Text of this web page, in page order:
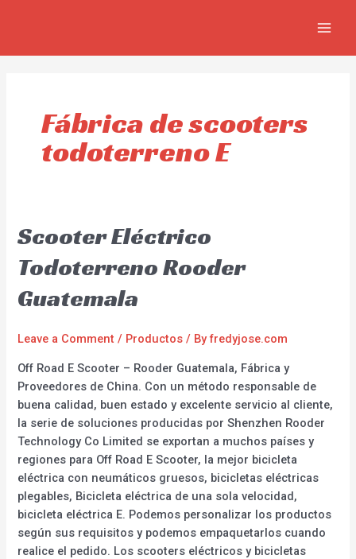
Fábrica de scooters
todoterreno E
Scooter Eléctrico
Todoterreno Rooder
Guatemala
Leave a Comment / Productos / Byfredyjose.com
Off Road E Scooter – Rooder Guatemala, Fábrica y
Proveedores de China. Con un método responsable de
buena calidad, buen estado y excelente servicio al cliente,
la serie de soluciones producidas por Shenzhen Rooder
Technology Co Limited se exportan a muchos países y
regiones para Off Road E Scooter, la mejor bicicleta
eléctrica con neumáticos gruesos, bicicletas eléctricas
plegables, Bicicleta eléctrica de una sola velocidad,
bicicleta eléctrica E. Podemos personalizar los productos
según sus requisitos y podemos empaquetarlos cuando
realice el pedido. Los scooters eléctricos y bicicletas